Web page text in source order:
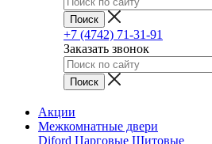
+7 (4742) 71-31-91
Заказать звонок
Акции
Межкомнатные двери
Diford Царговые Щитовые